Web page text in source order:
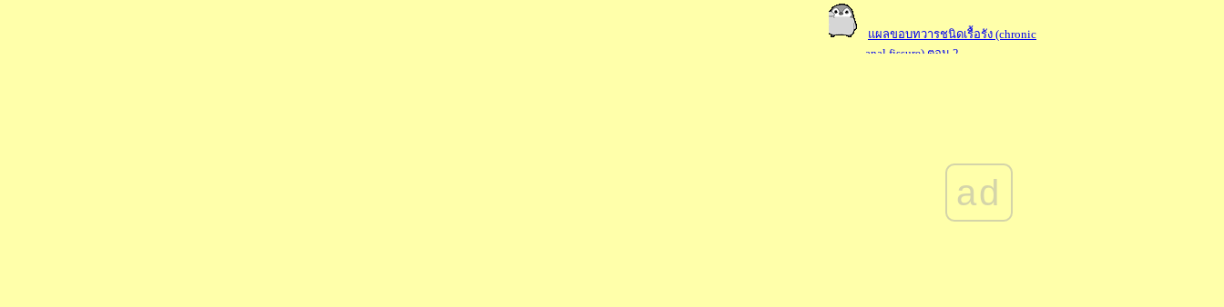
ผลขอบทวารชนิดเรื้อรัง (chronic
anal fissure) ตอน 2
ad